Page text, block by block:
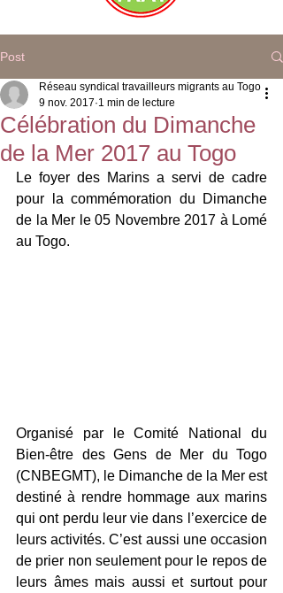
Post
Célébration du Dimanche
de la Mer 2017 au Togo
Réseau syndical travailleurs migrants au Togo
9 nov. 2017 1 min de lecture
Le foyer des Marins a servi de cadre
pour la commémoration du Dimanche
de la Mer le 05 Novembre 2017 à Lomé
au Togo.
Organisé par le Comité National du
Bien-être des Gens de Mer du Togo
(CNBEGMT), le Dimanche de la Mer est
destiné à rendre hommage aux marins
qui ont perdu leur vie dans l’exercice de
leurs activités. C’est aussi une occasion
de prier non seulement pour le repos de
leurs âmes mais aussi et surtout pour